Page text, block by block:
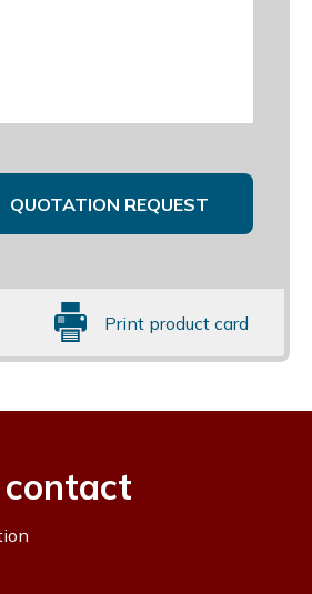
QUOTATION REQUEST
Print product card
contact